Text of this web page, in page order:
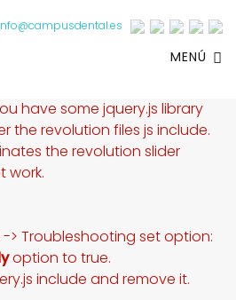
MENÚ
have some jquery.js library
the revolution files js include.
the revolution slider
work.
-> Troubleshooting set option:
option to true.
include and remove it.